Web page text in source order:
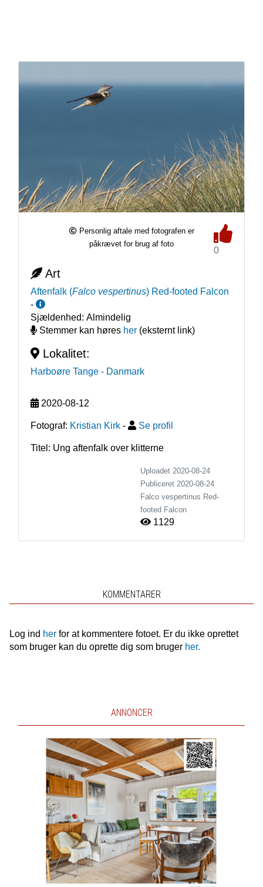
Personlig aftale med fotografen er
påkrævet for brug af foto
0
Art
Aftenfalk (Falco vespertinus) Red-footed Falcon
-
Sjældenhed: Almindelig
Stemmer kan høres her(eksternt link)
Lokalitet:
Harboøre Tange - Danmark
2020-08-12
Fotograf: Kristian Kirk - Se profil
Titel: Ung aftenfalk over klitterne
Uploadet 2020-08-24
Publiceret 2020-08-24
Falco vespertinus Red-
footed Falcon
1129
KOMMENTARER
Log ind herfor at kommentere fotoet. Er du ikke oprettet
som bruger kan du oprette dig som bruger her.
ANNONCER